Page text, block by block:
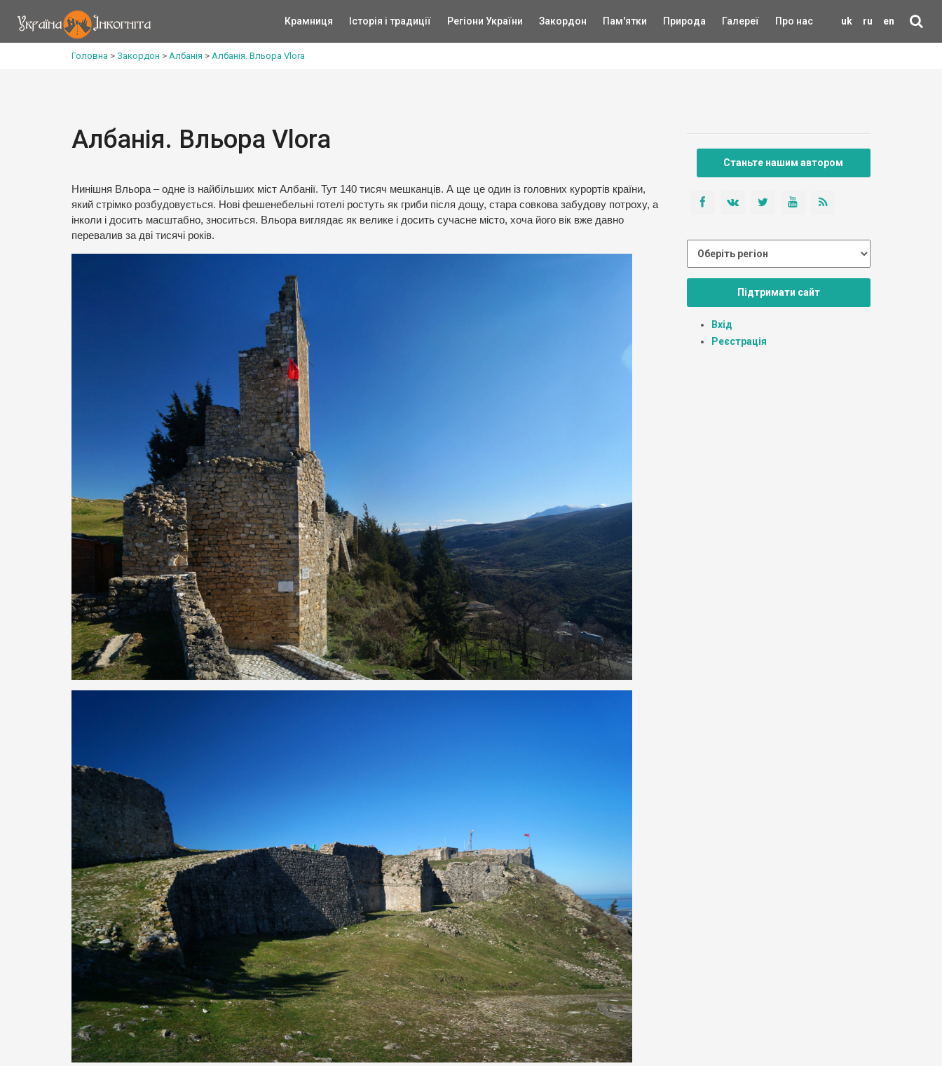
uk ru en
Крамниця Історія і традиції Регіони України Закордон Пам'ятки Природа Галереї Про нас
Головна > Закордон > Албанія > Албанія. Вльора Vlora
Албанія. Вльора Vlora
Нинішня Вльора – одне із найбільших міст Албанії. Тут 140 тисяч мешканців. А ще це один із головних курортів країни,
який стрімко розбудовується. Нові фешенебельні готелі ростуть як гриби після дощу, стара совкова забудову потроху, а
інколи і досить масштабно, зноситься. Вльора виглядає як велике і досить сучасне місто, хоча його вік вже давно
перевалив за дві тисячі років.
Станьте нашим автором
Підтримати сайт
Вхід
Реєстрація